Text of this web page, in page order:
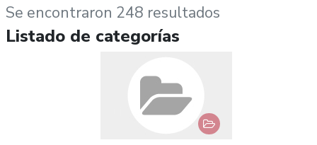
Se encontraron 248 resultados
Listado de categorías